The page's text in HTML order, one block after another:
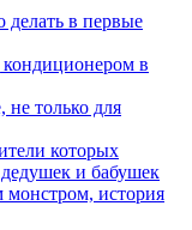
делать в первые
кондиционером в
только для
которых
и бабушек
монстром, история